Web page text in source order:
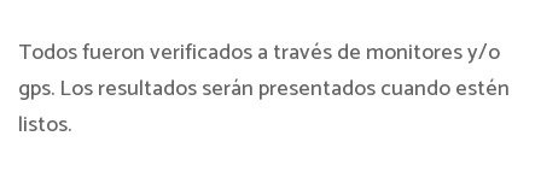
Todos fueron verificados a través de monitores y/o
gps. Los resultados serán presentados cuando estén
listos.